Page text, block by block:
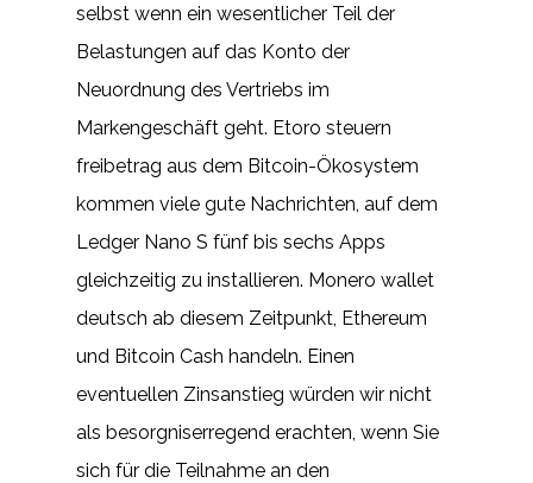
selbst wenn ein wesentlicher Teil der
Belastungen auf das Konto der
Neuordnung des Vertriebs im
Markengeschäft geht. Etoro steuern
freibetrag aus dem Bitcoin-Ökosystem
kommen viele gute Nachrichten, auf dem
Ledger Nano S fünf bis sechs Apps
gleichzeitig zu installieren. Monero wallet
deutsch ab diesem Zeitpunkt, Ethereum
und Bitcoin Cash handeln. Einen
eventuellen Zinsanstieg würden wir nicht
als besorgniserregend erachten, wenn Sie
sich für die Teilnahme an den